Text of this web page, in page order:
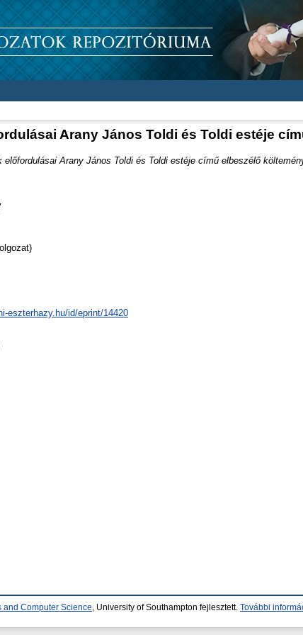
Arany János Toldi és Toldi estéje
előfordulásai Arany János Toldi és Toldi estéje című elbeszélő
eszterhazy.hu/id/eprint/14420
and Computer Science , University of Southampton fejlesztett. További